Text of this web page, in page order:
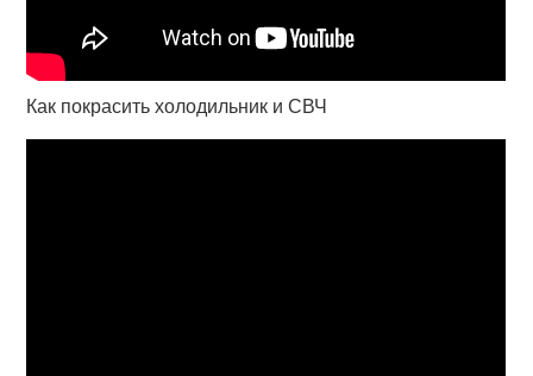
Как покрасить холодильник и СВЧ